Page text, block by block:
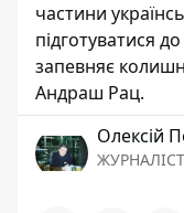
частини
підготуватися
запевняє
Андраш Рац.
Олексій
ЖУРНАЛІСТ